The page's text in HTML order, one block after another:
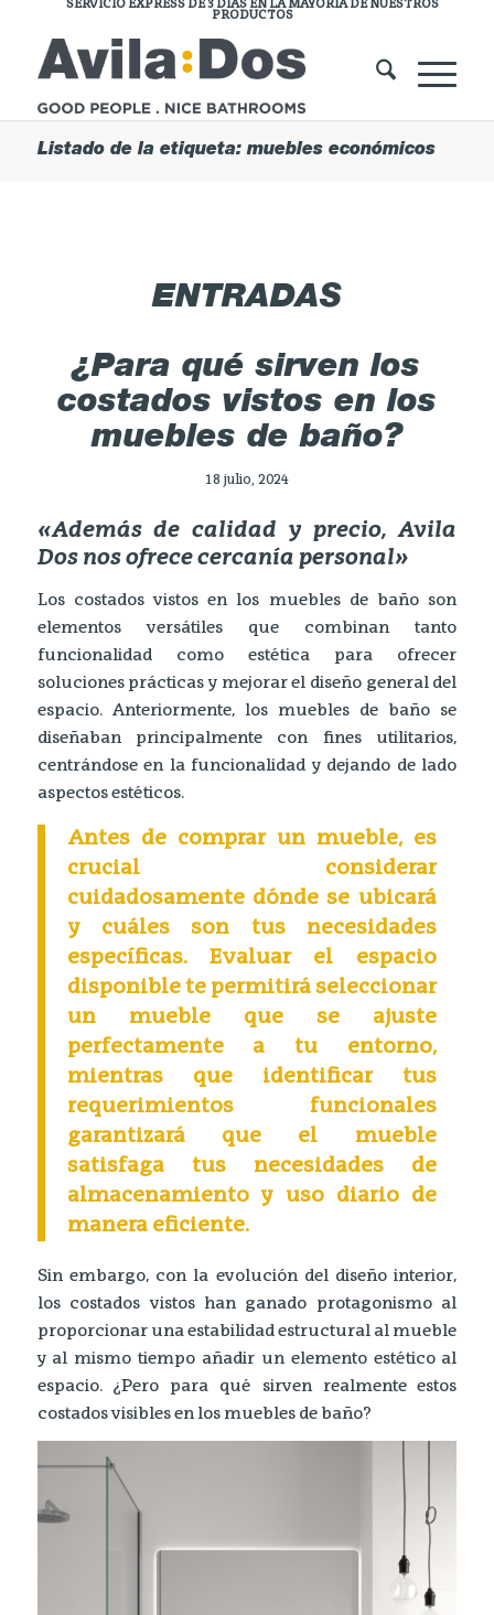
SERVICIO EXPRESS DE 3 DÍAS EN LA MAYORÍA DE NUESTROS
PRODUCTOS
Listado de la etiqueta: muebles económicos
ENTRADAS
¿Para qué sirven los
costados vistos en los
muebles de baño?
18 julio, 2024
«Además de calidad y precio, Avila
Dos nos ofrece cercanía personal»
Los costados vistos en los muebles de baño son
elementos versátiles que combinan tanto
funcionalidad como estética para ofrecer
soluciones prácticas y mejorar el diseño general del
espacio. Anteriormente, los muebles de baño se
diseñaban principalmente con fines utilitarios,
centrándose en la funcionalidad y dejando de lado
aspectos estéticos.
Antes de comprar un mueble, es
crucial considerar
cuidadosamente dónde se ubicará
y cuáles son tus necesidades
específicas. Evaluar el espacio
disponible te permitirá seleccionar
un mueble que se ajuste
perfectamente a tu entorno,
mientras que identificar tus
requerimientos funcionales
garantizará que el mueble
satisfaga tus necesidades de
almacenamiento y uso diario de
manera eficiente.
Sin embargo, con la evolución del diseño interior,
los costados vistos han ganado protagonismo al
proporcionar una estabilidad estructural al mueble
y al mismo tiempo añadir un elemento estético al
espacio. ¿Pero para qué sirven realmente estos
costados visibles en los muebles de baño?